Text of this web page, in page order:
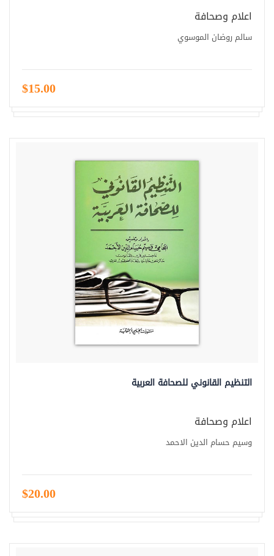
اعلام وصحافة
سالم روضان الموسوي
$15.00
التنظيم القانوني للصحافة العربية
اعلام وصحافة
وسيم حسام الدين الاحمد
$20.00